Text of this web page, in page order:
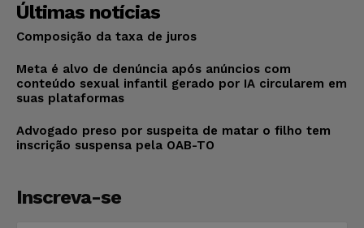
Últimas notícias
Composição da taxa de juros
Meta é alvo de denúncia após anúncios com
conteúdo sexual infantil gerado por IA circularem em
suas plataformas
Advogado preso por suspeita de matar o filho tem
inscrição suspensa pela OAB-TO
Inscreva-se